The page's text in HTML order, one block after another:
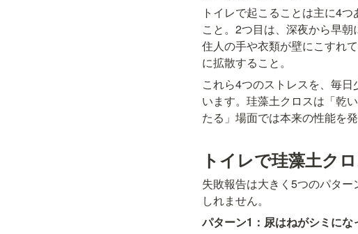
トイレで起こることは主に4
こと。2つ目は、深夜から早朝
住人の手や衣類が壁にこすれ
に拡散すること。
これら4つのストレスを、毎
います。珪藻土クロスは「乾
たる」場面では本来の性能を
トイレで珪藻土ク
失敗報告は大きく5つのパタ
しれません。
パターン1：尿はねがシミにな